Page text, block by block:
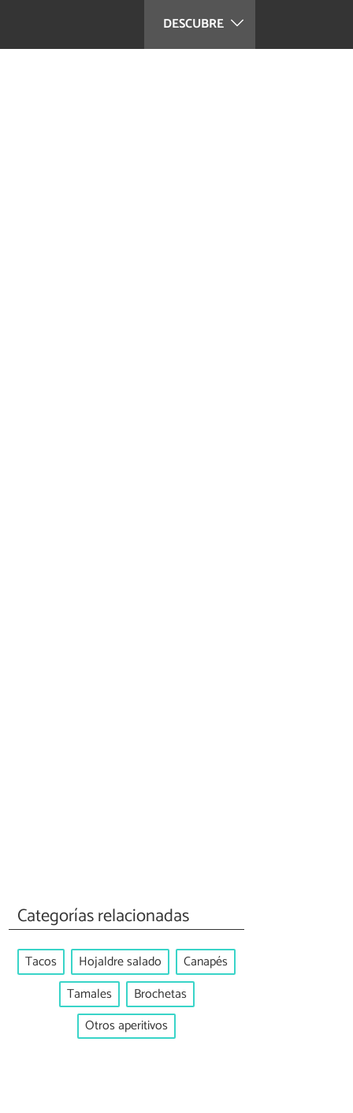
DESCUBRE
Categorías relacionadas
Tacos Hojaldre salado
Canapés
Tamales
Brochetas
Otros aperitivos